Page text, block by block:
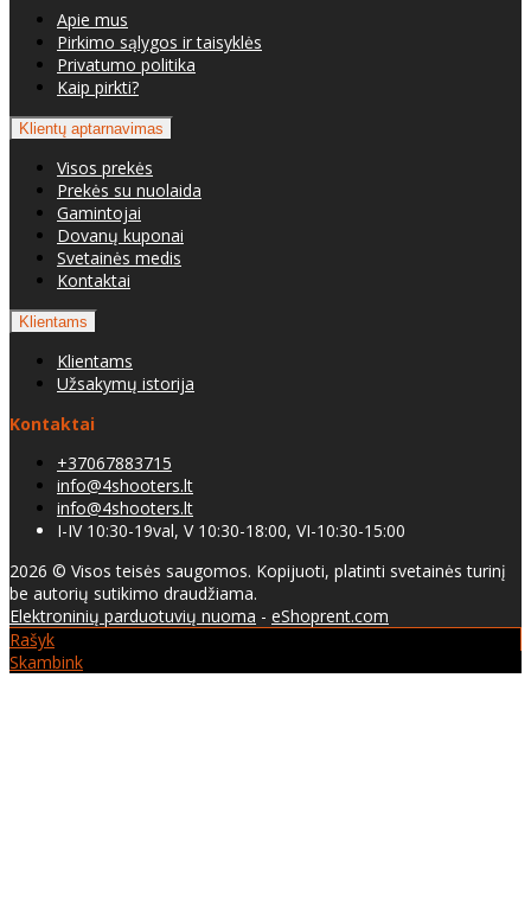
Apie mus
Pirkimo sąlygos ir taisyklės
Privatumo politika
Kaip pirkti?
Klientų aptarnavimas
Visos prekės
Prekės su nuolaida
Gamintojai
Dovanų kuponai
Svetainės medis
Kontaktai
Klientams
Klientams
Užsakymų istorija
Kontaktai
+37067883715
info@4shooters.lt
info@4shooters.lt
I-IV 10:30-19val, V 10:30-18:00, VI-10:30-15:00
2026 © Visos teisės saugomos. Kopijuoti, platinti svetainės turinį
be autorių sutikimo draudžiama.
Elektroninių parduotuvių nuoma - eShoprent.com
Rašyk
Skambink